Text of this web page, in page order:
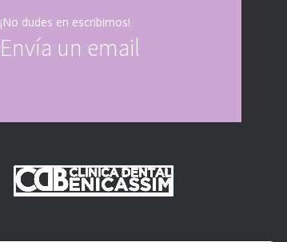
¡No dudes en escribirnos!
Envía un email